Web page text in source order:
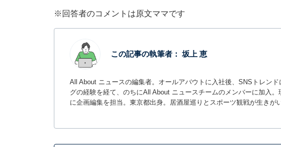
※回答者のコメントは原文ママです
この記事の執筆者： 坂上 恵
All About ニュースの編集者。オールアバウトに入社後、SNSトレン
グの経験を経て、のちにAll About ニュースチームのメンバーに加入
に企画編集を担当。東京都出身。居酒屋巡りとスポーツ観戦が生きがい